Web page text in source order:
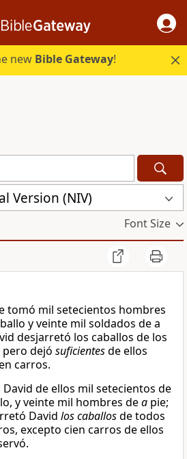
new Bible Gateway!
Version (NIV)
Font Size
tomó mil setecientos hombres
y veinte mil soldados de a
desjarretó los caballos de los
dejó suficientesde ellos
carros.
David de ellos mil setecientos de
y veinte mil hombres dea pie;
David los caballosde todos
excepto cien carros de ellos